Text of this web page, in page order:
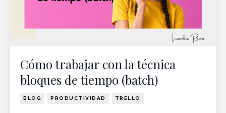
Cómo trabajar con la técnica
bloques de tiempo (batch)
BLOG PRODUCTIVIDAD TRELLO